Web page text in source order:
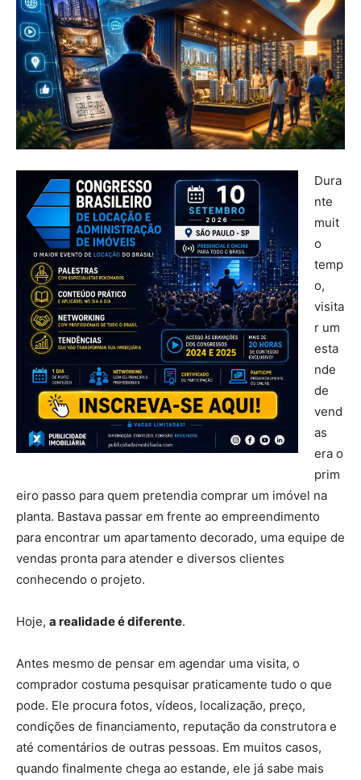
Dura
nte
muit
o
temp
o,
visita
r um
esta
nde
de
vend
as
era o
prim
eiro passo para quem pretendia comprar um imóvel na
planta. Bastava passar em frente ao empreendimento
para encontrar um apartamento decorado, uma equipe de
vendas pronta para atender e diversos clientes
conhecendo o projeto.
Hoje, a realidade é diferente.
Antes mesmo de pensar em agendar uma visita, o
comprador costuma pesquisar praticamente tudo o que
pode. Ele procura fotos, vídeos, localização, preço,
condições de financiamento, reputação da construtora e
até comentários de outras pessoas. Em muitos casos,
quando finalmente chega ao estande, ele já sabe mais